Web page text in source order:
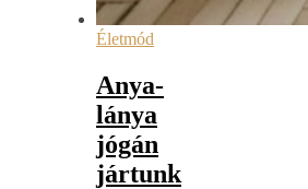
Életmód
Anya-
lánya
jógán
jártunk